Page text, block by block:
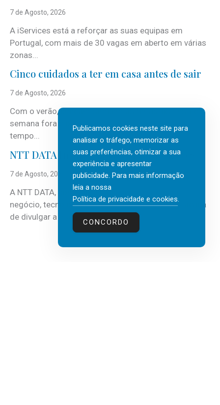
7 de Agosto, 2026
A iServices está a reforçar as suas equipas em
Portugal, com mais de 30 vagas em aberto em várias
zonas...
Cinco cuidados a ter em casa antes de sair
7 de Agosto, 2026
Com o verão, chegam também as férias, os fins-de-
semana fora e os dias em que a casa fica mais
tempo...
NTT DATA Insurtech Global Outlook 2026
7 de Agosto, 2026
A NTT DATA, consultora global em serviços de
negócio, tecnologia e inteligência artificial (IA), acaba
de divulgar a mais recente...
Publicamos cookies neste site para
analisar o tráfego, memorizar as
suas preferências, otimizar a sua
experiência e apresentar
publicidade. Para mais informação
leia a nossa
Política de privacidade e cookies.
CONCORDO